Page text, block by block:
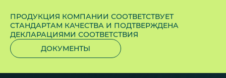
ПРОДУКЦИЯ КОМПАНИИ СООТВЕТСТВУЕТ
СТАНДАРТАМ КАЧЕСТВА И ПОДТВЕРЖДЕНА
ДЕКЛАРАЦИЯМИ СООТВЕТСТВИЯ
ДОКУМЕНТЫ